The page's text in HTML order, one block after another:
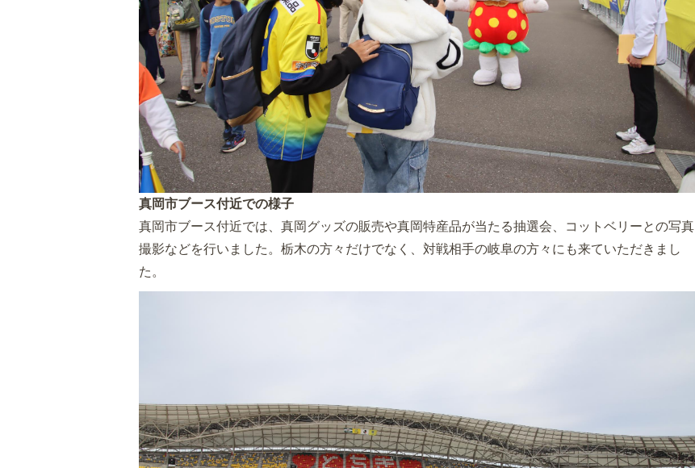
真岡市ブース付近での様子
真岡市ブース付近では、真岡グッズの販売や真岡特産品が当たる抽選会、コットベリーとの写真
撮影などを行いました。栃木の方々だけでなく、対戦相手の岐阜の方々にも来ていただきまし
た。